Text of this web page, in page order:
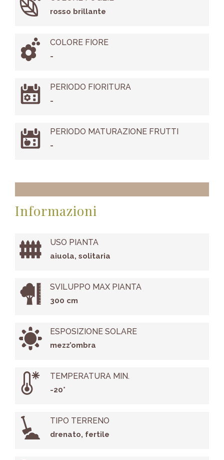
rosso brillante
COLORE FIORE
-
PERIODO FIORITURA
-
PERIODO MATURAZIONE FRUTTI
-
Informazioni
USO PIANTA
aiuola, solitaria
SVILUPPO MAX PIANTA
300 cm
ESPOSIZIONE SOLARE
mezz’ombra
TEMPERATURA MIN.
-20°
TIPO TERRENO
drenato, fertile